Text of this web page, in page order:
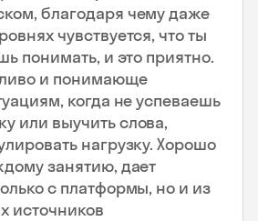
благодаря чему даже
чувствуется, что ты
понимать, и это приятно.
и понимающе
когда не успеваешь
или выучить слова,
нагрузку. Хорошо
занятию, дает
с платформы, но и из
источников